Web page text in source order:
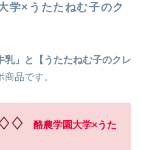
学×うたたねむ子のク
」と【うたたねむ子のクレ
品です。
酪農学園大学×うた